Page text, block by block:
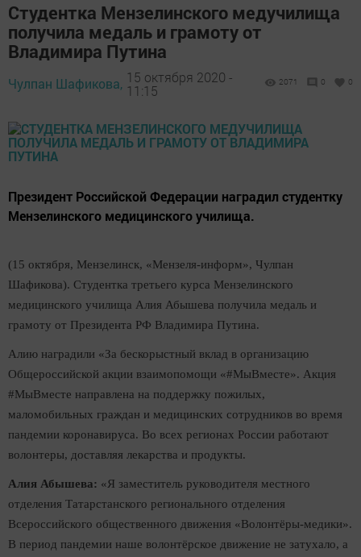
Студентка Мензелинского медучилища
получила медаль и грамоту от
Владимира Путина
Чулпан Шафикова, 15 октября 2020 -
11:15
2071 0 0
Президент Российской Федерации наградил студентку
Мензелинского медицинского училища.
(15 октября, Мензелинск, «Мензеля-информ», Чулпан
Шафикова). Студентка третьего курса Мензелинского
медицинского училища Алия Абышева получила медаль и
грамоту от Президента РФ Владимира Путина.
Алию наградили «За бескорыстный вклад в организацию
Общероссийской акции взаимопомощи «#МыВместе». Акция
#МыВместе направлена на поддержку пожилых,
маломобильных граждан и медицинских сотрудников во время
пандемии коронавируса. Во всех регионах России работают
волонтеры, доставляя лекарства и продукты.
Алия Абышева: «Я заместитель руководителя местного
отделения Татарстанского регионального отделения
Всероссийского общественного движения «Волонтёры-медики».
В период пандемии наше волонтёрское движение не затухало, а